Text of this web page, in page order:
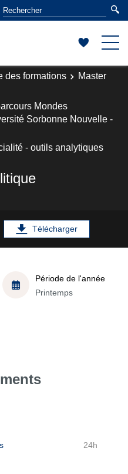
des formations
Master
Mondes
Sorbonne Nouvelle -
- outils analytiques
Télécharger
Période de l'année
Printemps
24h